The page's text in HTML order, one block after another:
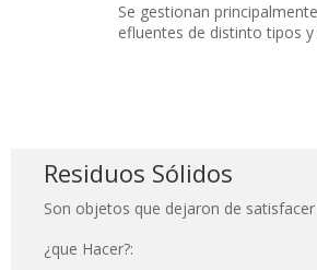
Se gestionan
efluentes de distinto tipos y
Residuos Sólidos
Son objetos que dejaron de
¿que Hacer?: